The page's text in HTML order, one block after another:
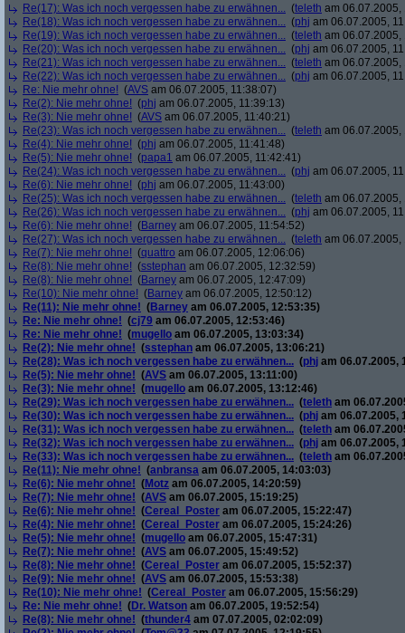
Re(17): Was ich noch vergessen habe zu erwähnen... (teleth am 06.07.2005,
Re(18): Was ich noch vergessen habe zu erwähnen... (phj am 06.07.2005,
Re(19): Was ich noch vergessen habe zu erwähnen... (teleth am 06.07.2005,
Re(20): Was ich noch vergessen habe zu erwähnen... (phj am 06.07.2005,
Re(21): Was ich noch vergessen habe zu erwähnen... (teleth am 06.07.2005,
Re(22): Was ich noch vergessen habe zu erwähnen... (phj am 06.07.2005,
Re: Nie mehr ohne! (AVS am 06.07.2005, 11:38:07)
Re(2): Nie mehr ohne! (phj am 06.07.2005, 11:39:13)
Re(3): Nie mehr ohne! (AVS am 06.07.2005, 11:40:21)
Re(23): Was ich noch vergessen habe zu erwähnen... (teleth am 06.07.2005,
Re(4): Nie mehr ohne! (phj am 06.07.2005, 11:41:48)
Re(5): Nie mehr ohne! (papa1 am 06.07.2005, 11:42:41)
Re(24): Was ich noch vergessen habe zu erwähnen... (phj am 06.07.2005,
Re(6): Nie mehr ohne! (phj am 06.07.2005, 11:43:00)
Re(25): Was ich noch vergessen habe zu erwähnen... (teleth am 06.07.2005,
Re(26): Was ich noch vergessen habe zu erwähnen... (phj am 06.07.2005,
Re(6): Nie mehr ohne! (Barney am 06.07.2005, 11:54:52)
Re(27): Was ich noch vergessen habe zu erwähnen... (teleth am 06.07.2005,
Re(7): Nie mehr ohne! (quattro am 06.07.2005, 12:06:06)
Re(8): Nie mehr ohne! (sstephan am 06.07.2005, 12:32:59)
Re(8): Nie mehr ohne! (Barney am 06.07.2005, 12:47:09)
Re(10): Nie mehr ohne! (Barney am 06.07.2005, 12:50:12)
Re(11): Nie mehr ohne! (Barney am 06.07.2005, 12:53:35)
Re: Nie mehr ohne! (cj79 am 06.07.2005, 12:53:46)
Re: Nie mehr ohne! (mugello am 06.07.2005, 13:03:34)
Re(2): Nie mehr ohne! (sstephan am 06.07.2005, 13:06:21)
Re(28): Was ich noch vergessen habe zu erwähnen... (phj am 06.07.2005,
Re(5): Nie mehr ohne! (AVS am 06.07.2005, 13:11:00)
Re(3): Nie mehr ohne! (mugello am 06.07.2005, 13:12:46)
Re(29): Was ich noch vergessen habe zu erwähnen... (teleth am
Re(30): Was ich noch vergessen habe zu erwähnen... (phj am 06.07.2005,
Re(31): Was ich noch vergessen habe zu erwähnen... (teleth am
Re(32): Was ich noch vergessen habe zu erwähnen... (phj am 06.07.2005,
Re(33): Was ich noch vergessen habe zu erwähnen... (teleth am
Re(11): Nie mehr ohne! (anbransa am 06.07.2005, 14:03:03)
Re(6): Nie mehr ohne! (Motz am 06.07.2005, 14:20:59)
Re(7): Nie mehr ohne! (AVS am 06.07.2005, 15:19:25)
Re(6): Nie mehr ohne! (Cereal_Poster am 06.07.2005, 15:22:47)
Re(4): Nie mehr ohne! (Cereal_Poster am 06.07.2005, 15:24:26)
Re(5): Nie mehr ohne! (mugello am 06.07.2005, 15:47:31)
Re(7): Nie mehr ohne! (AVS am 06.07.2005, 15:49:52)
Re(8): Nie mehr ohne! (Cereal_Poster am 06.07.2005, 15:52:37)
Re(9): Nie mehr ohne! (AVS am 06.07.2005, 15:53:38)
Re(10): Nie mehr ohne! (Cereal_Poster am 06.07.2005, 15:56:29)
Re: Nie mehr ohne! (Dr. Watson am 06.07.2005, 19:52:54)
Re(8): Nie mehr ohne! (thunder4 am 07.07.2005, 02:02:09)